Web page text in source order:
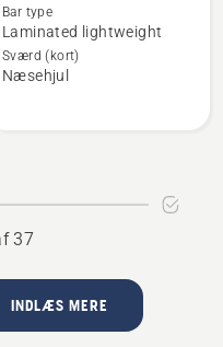
Bar type
Laminated lightweight
Sværd (kort)
Næsehjul
37
INDLÆS MERE